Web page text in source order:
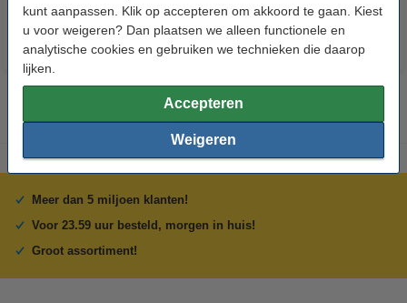
kunt aanpassen. Klik op accepteren om akkoord te gaan. Kiest
u voor weigeren? Dan plaatsen we alleen functionele en
analytische cookies en gebruiken we technieken die daarop
lijken.
Accepteren
Weigeren
Meer dan 5 miljoen klanten!
Voor 23.59 uur besteld, morgen in huis!
Groot assortiment!